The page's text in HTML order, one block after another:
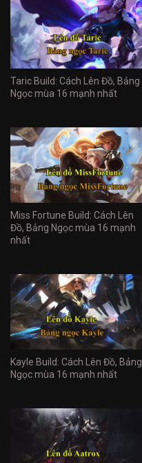
Taric Build: Cách Lên Đồ, Bảng
Ngọc mùa 16 mạnh nhất
Miss Fortune Build: Cách Lên
Đồ, Bảng Ngọc mùa 16 mạnh
nhất
Kayle Build: Cách Lên Đồ, Bảng
Ngọc mùa 16 mạnh nhất